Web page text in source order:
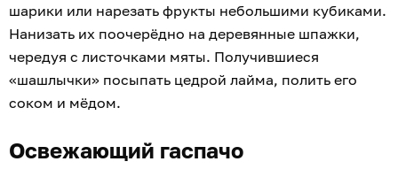
шарики или нарезать фрукты небольшими кубиками.
Нанизать их поочерёдно на деревянные шпажки,
чередуя с листочками мяты. Получившиеся
«шашлычки» посыпать цедрой лайма, полить его
соком и мёдом.
Освежающий гаспачо